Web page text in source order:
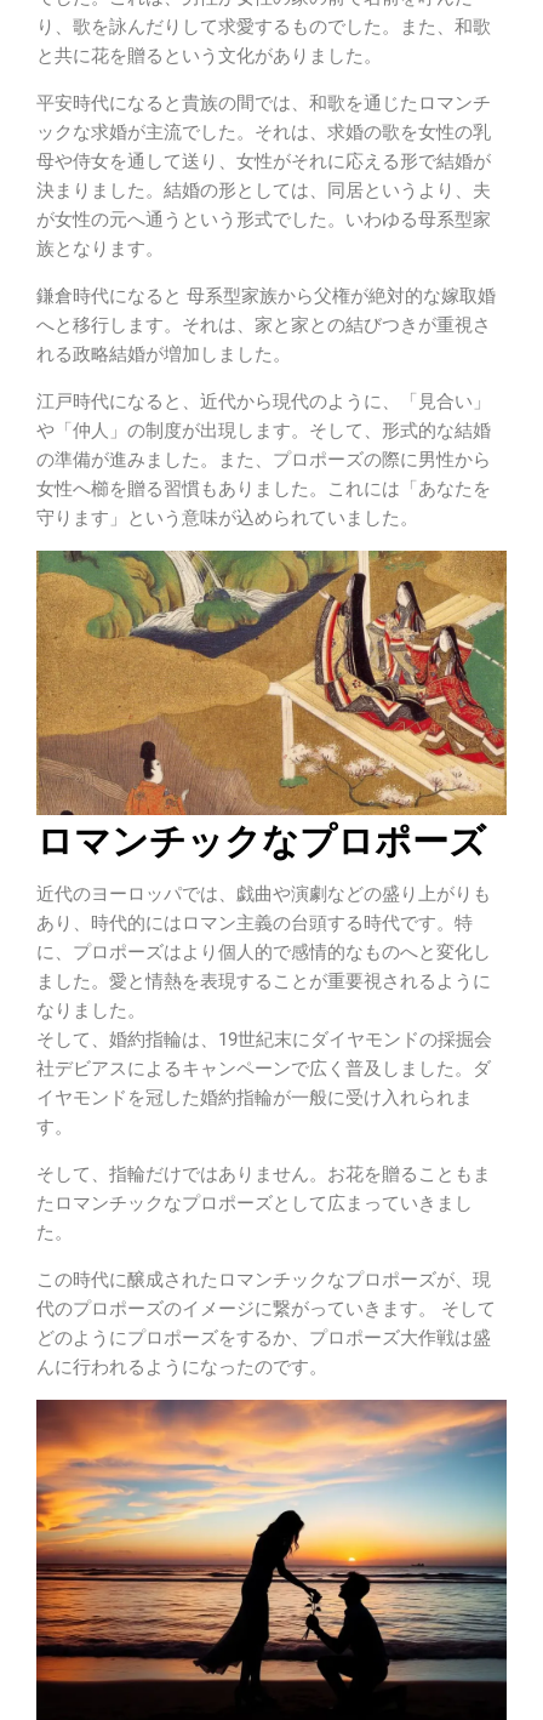
り、歌を詠んだりして求愛するものでした。また、和歌
と共に花を贈るという文化がありました。
平安時代になると貴族の間では、和歌を通じたロマンチ
ックな求婚が主流でした。それは、求婚の歌を女性の乳
母や侍女を通して送り、女性がそれに応える形で結婚が
決まりました。結婚の形としては、同居というより、夫
が女性の元へ通うという形式でした。いわゆる母系型家
族となります。
鎌倉時代になると 母系型家族から父権が絶対的な嫁取婚
へと移行します。それは、家と家との結びつきが重視さ
れる政略結婚が増加しました。
江戸時代になると、近代から現代のように、「見合い」
や「仲人」の制度が出現します。そして、形式的な結婚
の準備が進みました。また、プロポーズの際に男性から
女性へ櫛を贈る習慣もありました。これには「あなたを
守ります」という意味が込められていました。
ロマンチックなプロポーズ
近代のヨーロッパでは、戯曲や演劇などの盛り上がりも
あり、時代的にはロマン主義の台頭する時代です。特
に、プロポーズはより個人的で感情的なものへと変化し
ました。愛と情熱を表現することが重要視されるように
なりました。
そして、婚約指輪は、19世紀末にダイヤモンドの採掘会
社デビアスによるキャンペーンで広く普及しました。ダ
イヤモンドを冠した婚約指輪が一般に受け入れられま
す。
そして、指輪だけではありません。お花を贈ることもま
たロマンチックなプロポーズとして広まっていきまし
た。
この時代に醸成されたロマンチックなプロポーズが、現
代のプロポーズのイメージに繋がっていきます。 そして
どのようにプロポーズをするか、プロポーズ大作戦は盛
んに行われるようになったのです。